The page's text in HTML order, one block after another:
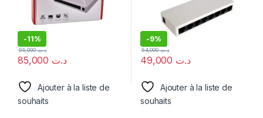
-11%
د.ت
د.ت95,000
Ajouter à la liste de
souhaits
-9%
د.ت
د.ت54,000
Ajouter à la liste de
souhaits